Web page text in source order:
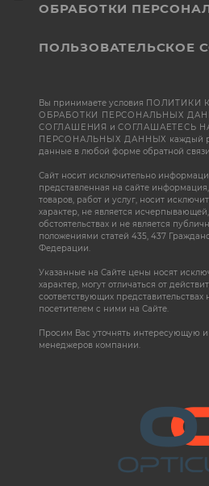
ОБРАБОТКИ
ПОЛЬЗОВАТЕЛЬСКОЕ
Вы принимаете условия ПОЛИТИКИ
ОБРАБОТКИ ПЕРСОНАЛЬНЫХ
СОГЛАШЕНИЯ иСОГЛАШАЕТЕСЬ
ПЕРСОНАЛЬНЫХ ДАННЫХ каждый
данные в любой форме обратной
Сайт носит исключительно
представленная на сайте
товаров, работ и услуг, носит
характер, не является
обстоятельствах и не является
положениями статей 435, 437
Федерации.
Указанные на Сайте цены носят
характер, могут отличаться от
соответствующих
посетителем с ними на Сайте.
Просим Вас уточнять интересующую
менеджеров компании.